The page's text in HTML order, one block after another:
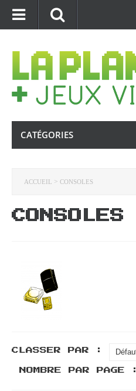
CATÉGORIES
ACCUEIL > CONSOLES
CONSOLES
CLASSER PAR :
NOMBRE PAR PAGE :